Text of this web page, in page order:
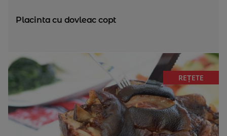
Placinta cu dovleac copt
REȚETE